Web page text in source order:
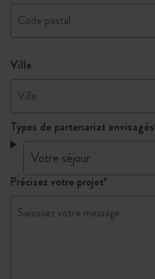
Ville
Types de partenariat
Précisez votre projet*